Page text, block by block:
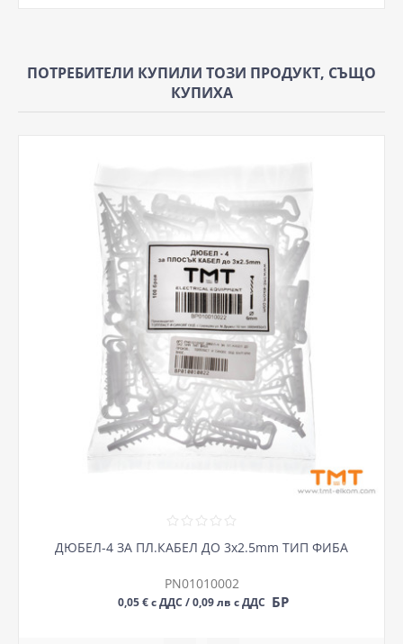
ПОТРЕБИТЕЛИ КУПИЛИ ТОЗИ ПРОДУКТ, СЪЩО
КУПИХА
ДЮБЕЛ-4 ЗА ПЛ.КАБЕЛ ДО 3х2.5mm ТИП ФИБА
PN01010002
0,05 € с ДДС / 0,09 лв с ДДС БР